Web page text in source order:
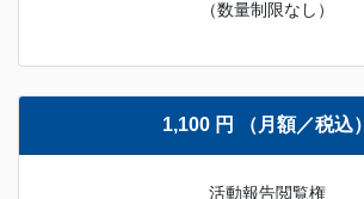
（数量制限なし）
1,100 円 （月額／税込）
活動報告閲覧権